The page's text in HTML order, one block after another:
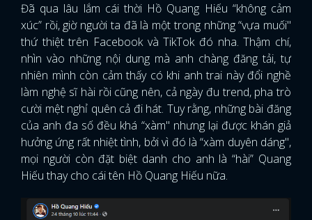
Đã qua lâu lắm cái thời Hồ Quang Hiếu “không cảm
xúc” rồi, giờ người ta đã là một trong những “vựa muối"
thứ thiệt trên Facebook và TikTok đó nha. Thậm chí,
nhìn vào những nội dung mà anh chàng đăng tải, tự
nhiên mình còn cảm thấy có khi anh trai này đổi nghề
làm nghệ sĩ hài rồi cũng nên, cả ngày đu trend, pha trò
cười mệt nghỉ quên cả đi hát. Tuy rằng, những bài đăng
của anh đa số đều khá “xàm" nhưng lại được khán giả
hưởng ứng rất nhiệt tình, bởi vì đó là “xàm duyên dáng",
mọi người còn đặt biệt danh cho anh là “hài” Quang
Hiếu thay cho cái tên Hồ Quang Hiếu nữa.